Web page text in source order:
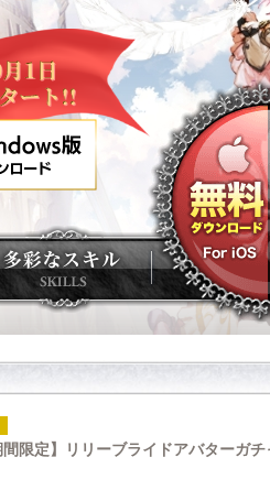
限定】リリーブライドアバターガチ